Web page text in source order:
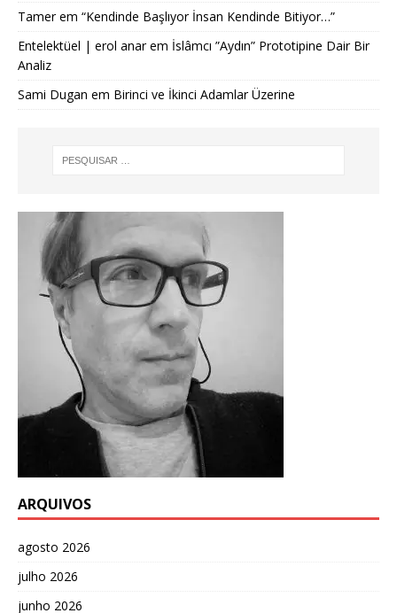
Tamerem “Kendinde Başlıyor İnsan Kendinde Bitiyor…”
Entelektüel | erol anarem İslâmcı ”Aydın” Prototipine Dair Bir
Analiz
Sami Dugan em Birinci ve İkinci Adamlar Üzerine
ARQUIVOS
agosto 2026
julho 2026
junho 2026